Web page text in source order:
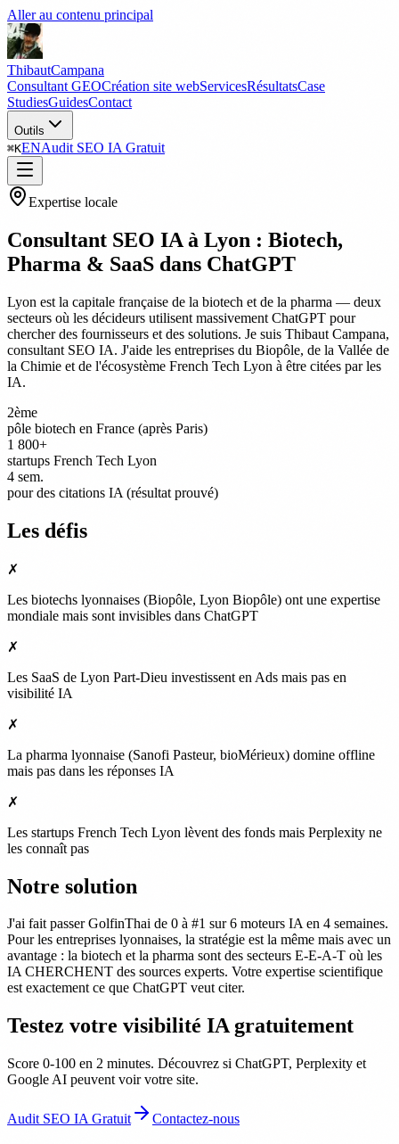
Aller au contenu principal
ThibautCampana
Consultant GEOCréation site webServicesRésultatsCase
StudiesGuidesContact
Outils
⌘KENAudit SEO IA Gratuit
Expertise locale
Consultant SEO IA à Lyon : Biotech,
Pharma & SaaS dans ChatGPT
Lyon est la capitale française de la biotech et de la pharma — deux
secteurs où les décideurs utilisent massivement ChatGPT pour
chercher des fournisseurs et des solutions. Je suis Thibaut Campana,
consultant SEO IA. J'aide les entreprises du Biopôle, de la Vallée de
la Chimie et de l'écosystème French Tech Lyon à être citées par les
IA.
2ème
pôle biotech en France (après Paris)
1 800+
startups French Tech Lyon
4 sem.
pour des citations IA (résultat prouvé)
Les défis
✗
Les biotechs lyonnaises (Biopôle, Lyon Biopôle) ont une expertise
mondiale mais sont invisibles dans ChatGPT
✗
Les SaaS de Lyon Part-Dieu investissent en Ads mais pas en
visibilité IA
✗
La pharma lyonnaise (Sanofi Pasteur, bioMérieux) domine offline
mais pas dans les réponses IA
✗
Les startups French Tech Lyon lèvent des fonds mais Perplexity ne
les connaît pas
Notre solution
J'ai fait passer GolfinThai de 0 à #1 sur 6 moteurs IA en 4 semaines.
Pour les entreprises lyonnaises, la stratégie est la même mais avec un
avantage : la biotech et la pharma sont des secteurs E-E-A-T où les
IA CHERCHENT des sources experts. Votre expertise scientifique
est exactement ce que ChatGPT veut citer.
Testez votre visibilité IA gratuitement
Score 0-100 en 2 minutes. Découvrez si ChatGPT, Perplexity et
Google AI peuvent voir votre site.
Audit SEO IA Gratuit Contactez-nous